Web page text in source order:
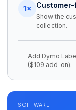
1×
Show the
collection.
Add Dymo
($109 add-on).
SOFTWARE